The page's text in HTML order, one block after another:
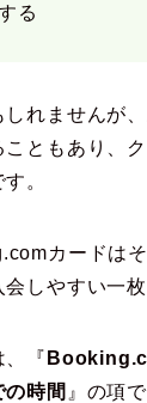
る
れませんが
ともあり、
。
カードは
しやすい一枚
、『
時間 』の項